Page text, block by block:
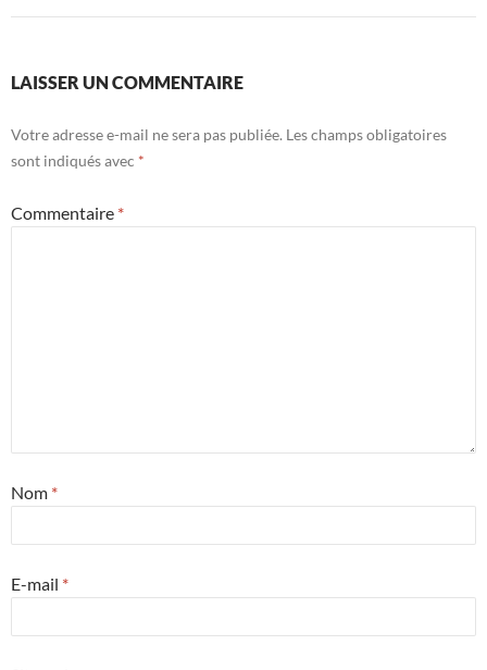
LAISSER UN COMMENTAIRE
Votre adresse e-mail ne sera pas publiée. Les champs obligatoires
sont indiqués avec *
Commentaire *
Nom *
E-mail *